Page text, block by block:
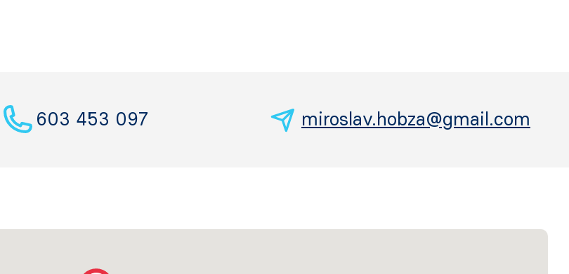
603 453 097 miroslav.hobza@gmail.com